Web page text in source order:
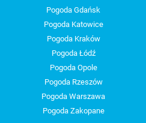
Pogoda Gdańsk
Pogoda Katowice
Pogoda Kraków
Pogoda Łódź
Pogoda Opole
Pogoda Rzeszów
Pogoda Warszawa
Pogoda Zakopane